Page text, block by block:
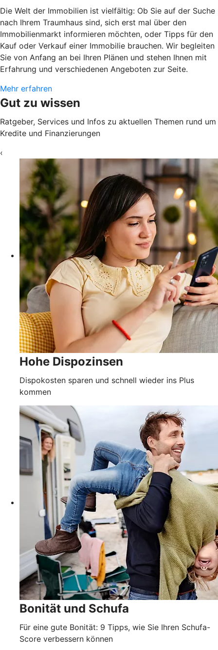
Die Welt der Immobilien ist vielfältig: Ob Sie auf der Suche
nach Ihrem Traumhaus sind, sich erst mal über den
Immobilienmarkt informieren möchten, oder Tipps für den
Kauf oder Verkauf einer Immobilie brauchen. Wir begleiten
Sie von Anfang an bei Ihren Plänen und stehen Ihnen mit
Erfahrung und verschiedenen Angeboten zur Seite.
Mehr erfahren
Gut zu wissen
Ratgeber, Services und Infos zu aktuellen Themen rund um
Kredite und Finanzierungen
‹
Hohe Dispozinsen
Dispokosten sparen und schnell wieder ins Plus
kommen
Bonität und Schufa
Für eine gute Bonität: 9 Tipps, wie Sie Ihren Schufa-
Score verbessern können